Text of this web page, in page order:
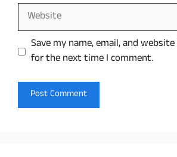
Website
Save my name, email, and
for the next time I comment.